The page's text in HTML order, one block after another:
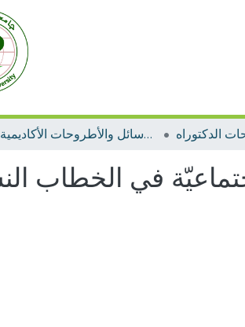
الرسائل والأطروحات الأكاديمية الدكتوراه
في الخطاب